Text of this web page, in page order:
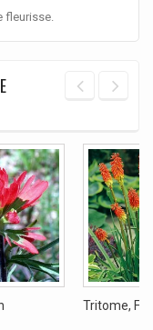
fleurisse.
Tritome,